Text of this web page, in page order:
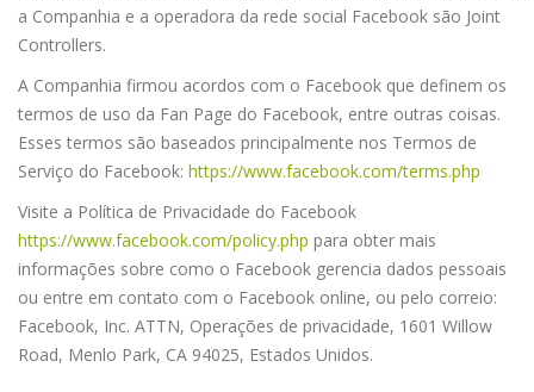
a Companhia e a operadora da rede social Facebook são Joint
Controllers.
A Companhia firmou acordos com o Facebook que definem os
termos de uso da Fan Page do Facebook, entre outras coisas.
Esses termos são baseados principalmente nos Termos de
Serviço do Facebook: https://www.facebook.com/terms.php
Visite a Política de Privacidade do Facebook
https://www.facebook.com/policy.php para obter mais
informações sobre como o Facebook gerencia dados pessoais
ou entre em contato com o Facebook online, ou pelo correio:
Facebook, Inc. ATTN, Operações de privacidade, 1601 Willow
Road, Menlo Park, CA 94025, Estados Unidos.